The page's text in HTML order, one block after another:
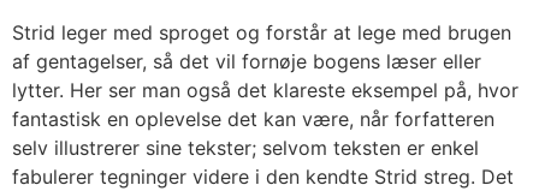
Strid leger med sproget og forstår at lege med brugen
af gentagelser, så det vil fornøje bogens læser eller
lytter. Her ser man også det klareste eksempel på, hvor
fantastisk en oplevelse det kan være, når forfatteren
selv illustrerer sine tekster; selvom teksten er enkel
fabulerer tegninger videre i den kendte Strid streg. Det